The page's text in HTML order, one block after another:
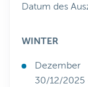
Datum des
WINTER
Dezember
30/12/